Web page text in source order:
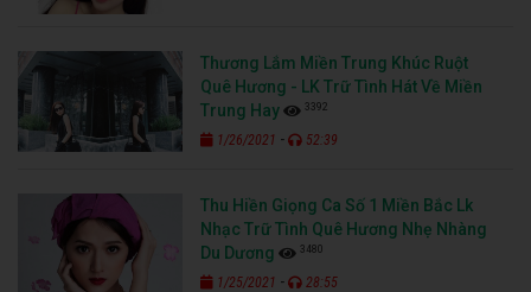
Thương Lắm Miền Trung Khúc Ruột
Quê Hương - LK Trữ Tình Hát Về Miền
Trung Hay
3392
1/26/2021 - 52:39
Thu Hiền Giọng Ca Số 1 Miền Bắc Lk
Nhạc Trữ Tình Quê Hương Nhẹ Nhàng
Du Dương
3480
1/25/2021 - 28:55